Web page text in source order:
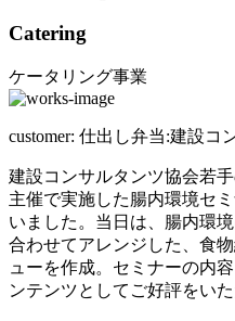
Catering
ケータリング事業
customer: 仕出し弁当:建設コ
建設コンサルタンツ協会若
主催で実施した腸内環境セ
いました。当日は、腸内環
合わせてアレンジした、食
ューを作成。セミナーの内
ンテンツとしてご好評をいた